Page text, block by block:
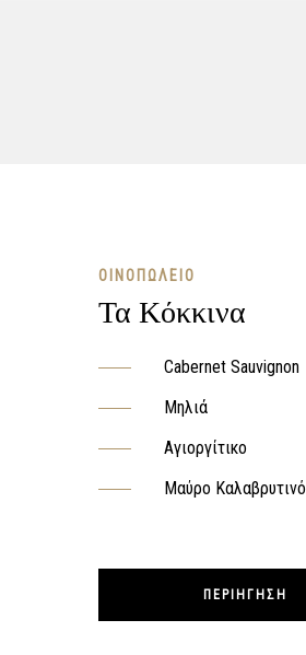
ΟΙΝΟΠΩΛΕΊΟ
Τα Κόκκινα
Cabernet Sauvignon
Μηλιά
Αγιοργίτικο
Μαύρο Καλαβρυτινό
ΠΕΡΙΉΓΗΣΗ